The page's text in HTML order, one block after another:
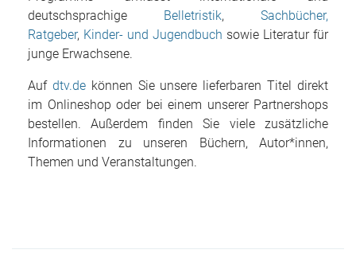
deutschsprachige
Belletristik, Sachbücher,
Ratgeber, Kinder- und Jugendbuch sowie Literatur für
junge Erwachsene.
Auf dtv.dekönnen Sie unsere lieferbaren Titel direkt
im Onlineshop oder bei einem unserer Partnershops
bestellen. Außerdem finden Sie viele zusätzliche
Informationen zu unseren Büchern, Autor*innen,
Themen und Veranstaltungen.